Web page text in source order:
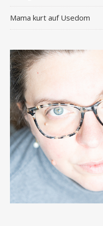
Mama kurt auf Usedom